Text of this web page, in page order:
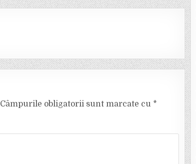
Câmpurile obligatorii sunt marcate cu *